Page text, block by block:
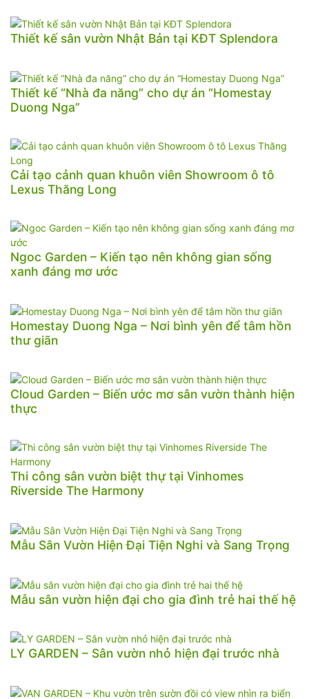
Thiết kế sân vườn Nhật Bản tại KĐT Splendora
Thiết kế “Nhà đa năng” cho dự án “Homestay
Duong Nga”
Cải tạo cảnh quan khuôn viên Showroom ô tô
Lexus Thăng Long
Ngoc Garden – Kiến tạo nên không gian sống
xanh đáng mơ ước
Homestay Duong Nga – Nơi bình yên để tâm hồn
thư giãn
Cloud Garden – Biến ước mơ sân vườn thành hiện
thực
Thi công sân vườn biệt thự tại Vinhomes
Riverside The Harmony
Mẫu Sân Vườn Hiện Đại Tiện Nghi và Sang Trọng
Mẫu sân vườn hiện đại cho gia đình trẻ hai thế hệ
LY GARDEN – Sân vườn nhỏ hiện đại trước nhà